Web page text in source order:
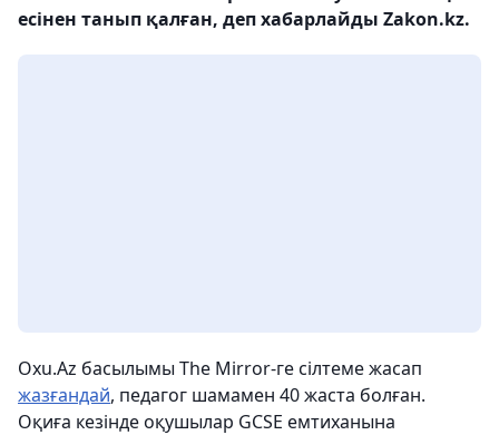
есінен танып қалған, деп хабарлайды Zakon.kz.
Oxu.Az басылымы The Mirror-ге сілтеме жасап
жазғандай, педагог шамамен 40 жаста болған.
Оқиға кезінде оқушылар GCSE емтиханына